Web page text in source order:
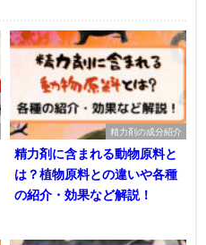
精力剤の成分紹介
精力剤に含まれる動物原料と
は？植物原料との違いや各種
の紹介・効果など解説！